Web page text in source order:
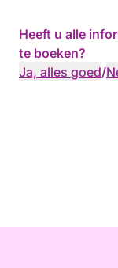
Heeft u alle
te boeken?
Ja, alles goed/